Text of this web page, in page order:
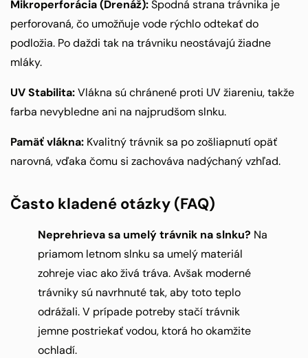
Mikroperforácia (Drenáž):Spodná strana trávnika je
perforovaná, čo umožňuje vode rýchlo odtekať do
podložia. Po daždi tak na trávniku neostávajú žiadne
mláky.
UV Stabilita:Vlákna sú chránené proti UV žiareniu, takže
farba nevybledne ani na najprudšom slnku.
Pamäť vlákna: Kvalitný trávnik sa po zošliapnutí opäť
narovná, vďaka čomu si zachováva nadýchaný vzhľad.
Často kladené otázky (FAQ)
Neprehrieva sa umelý trávnik na slnku? Na
priamom letnom slnku sa umelý materiál
zohreje viac ako živá tráva. Avšak moderné
trávniky sú navrhnuté tak, aby toto teplo
odrážali. V prípade potreby stačí trávnik
jemne postriekať vodou, ktorá ho okamžite
ochladí.